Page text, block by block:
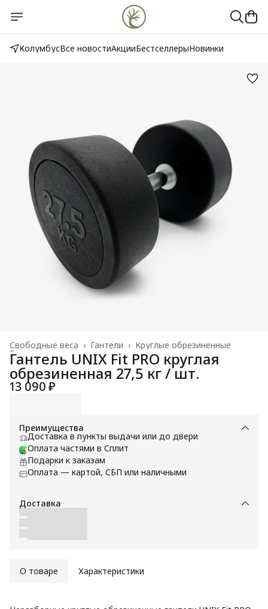
КолумбусВсе новостиАкцииБестселлерыНовинки
Круглые обрезиненные
Гантели ›
Свободные веса ›
Главная
Гантель UNIX Fit PRO круглая
обрезиненная 27,5 кг / шт.
13 090 ₽
Преимущества
Доставка в пункты выдачи или до двери
Оплата частями в Сплит
Подарки к заказам
Оплата — картой, СБП или наличными
Доставка
О товаре Характеристики